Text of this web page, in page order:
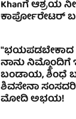
Khanಗೆ ಆಶ್ರಯ
ಕಾರ್ಪೋರೇಟರ್
"ಭಯಪಡಬೇಕಾದ
ನಾನು ನಿಮ್ಮೊಂದಿಗೆ
ಬಂಡಾಯ, ಶಿಂಧೆ
ಶಿವಸೇನಾ
ಮೋದಿ ಅಭಯ!